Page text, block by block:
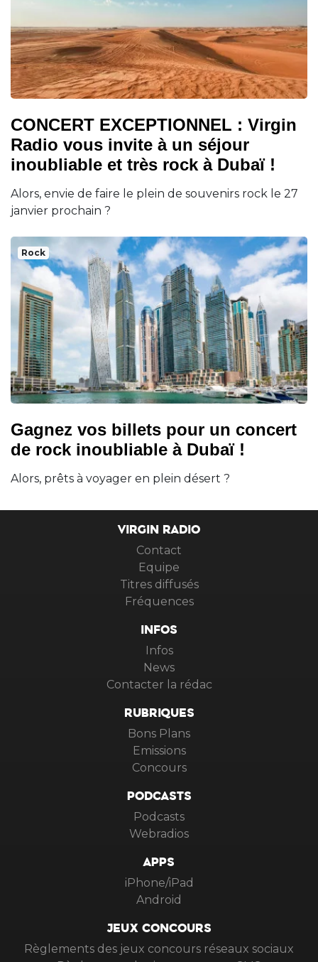
CONCERT EXCEPTIONNEL : Virgin
Radio vous invite à un séjour
inoubliable et très rock à Dubaï !
Alors, envie de faire le plein de souvenirs rock le 27
janvier prochain ?
Rock
Gagnez vos billets pour un concert
de rock inoubliable à Dubaï !
Alors, prêts à voyager en plein désert ?
VIRGIN RADIO
Contact
Equipe
Titres diffusés
Fréquences
INFOS
Infos
News
Contacter la rédac
RUBRIQUES
Bons Plans
Emissions
Concours
PODCASTS
Podcasts
Webradios
APPS
iPhone/iPad
Android
JEUX CONCOURS
Règlements des jeux concours réseaux sociaux